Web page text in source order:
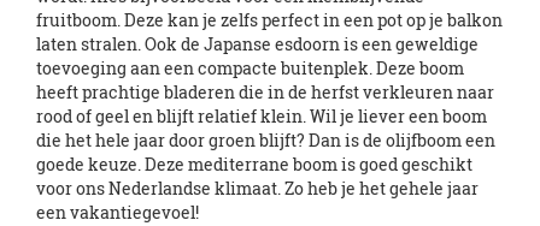
fruitboom. Deze kan je zelfs perfect in een pot op je balkon
laten stralen. Ook de Japanse esdoorn is een geweldige
toevoeging aan een compacte buitenplek. Deze boom
heeft prachtige bladeren die in de herfst verkleuren naar
rood of geel en blijft relatief klein. Wil je liever een boom
die het hele jaar door groen blijft? Dan is de olijfboom een
goede keuze. Deze mediterrane boom is goed geschikt
voor ons Nederlandse klimaat. Zo heb je het gehele jaar
een vakantiegevoel!